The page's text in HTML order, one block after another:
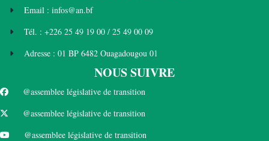
Email : infos@an.bf
Tél. : +226 25 49 19 00 / 25 49 00 09
Adresse : 01 BP 6482 Ouagadougou 01
NOUS SUIVRE
@assemblee législative de transition
@assemblee législative de transition
@assemblee législative de transition